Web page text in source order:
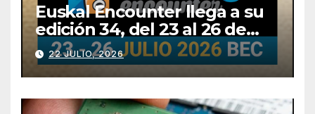
Euskal Encounter llega a su
edición 34, del 23 al 26 de
julio
22 JULIO, 2026